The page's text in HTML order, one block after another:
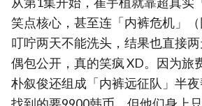
笑点核心，甚至连「内裤危机」
叮咛两天不能洗头，结果也直接
偶包公开，真的笑疯 XD。因为旅
朴叙俊还组成「内裤远征队」半